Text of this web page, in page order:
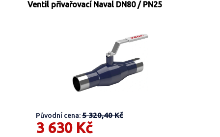
Ventil přivařovací Naval DN80 / PN25
Původní cena:5 320,40 Kč
3 630 Kč